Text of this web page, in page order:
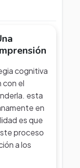
cognitiva
con el
esta
en
es que
proceso
a los